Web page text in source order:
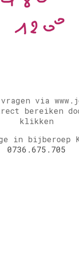
via
bereiken
klikken
in bijberoep
0736.675.705